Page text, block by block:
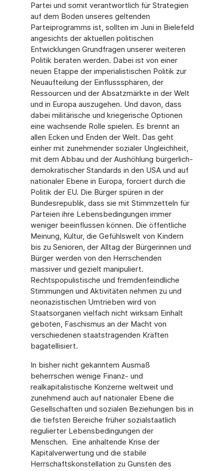
Partei und somit verantwortlich für Strategien
auf dem Boden unseres geltenden
Parteiprogramms ist, sollten im Juni in Bielefeld
angesichts der aktuellen politischen
Entwicklungen Grundfragen unserer weiteren
Politik beraten werden. Dabei ist von einer
neuen Etappe der imperialistischen Politik zur
Neuaufteilung der Einflusssphären, der
Ressourcen und der Absatzmärkte in der Welt
und in Europa auszugehen. Und davon, dass
dabei militärische und kriegerische Optionen
eine wachsende Rolle spielen. Es brennt an
allen Ecken und Enden der Welt. Das geht
einher mit zunehmender sozialer Ungleichheit,
mit dem Abbau und der Aushöhlung bürgerlich-
demokratischer Standards in den USA und auf
nationaler Ebene in Europa, forciert durch die
Politik der EU. Die Bürger spüren in der
Bundesrepublik, dass sie mit Stimmzetteln für
Parteien ihre Lebensbedingungen immer
weniger beeinflussen können. Die öffentliche
Meinung, Kultur, die Gefühlswelt von Kindern
bis zu Senioren, der Alltag der Bürgerinnen und
Bürger werden von den Herrschenden
massiver und gezielt manipuliert.
Rechtspopulistische und fremdenfeindliche
Stimmungen und Aktivitäten nehmen zu und
neonazistischen Umtrieben wird von
Staatsorganen vielfach nicht wirksam Einhalt
geboten, Faschismus an der Macht von
verschiedenen staatstragenden Kräften
bagatellisiert.
In bisher nicht gekanntem Ausmaß
beherrschen wenige Finanz- und
realkapitalistische Konzerne weltweit und
zunehmend auch auf nationaler Ebene die
Gesellschaften und sozialen Beziehungen bis in
die tiefsten Bereiche früher sozialstaatlich
regulierter Lebensbedingungen der
Menschen. Eine anhaltende Krise der
Kapitalverwertung und die stabile
Herrschaftskonstellation zu Gunsten des